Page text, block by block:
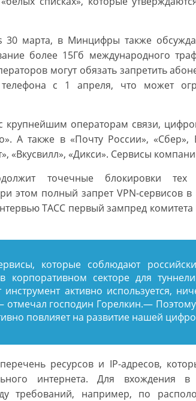
30 марта, в Минцифры также
более 15Гб международного
могут обязать запретить
с 1 апреля, что может
крупнейшим операторам связи,
А также в «Почту России»,
«Вкусвилл», «Дикси». Сервисы
точечные блокировки
этом полный запрет VPN-сервисов
ТАСС первый зампред
которые соблюдают
корпоративном секторе для
инструмент активно используется,
господин Горелкин.—
повлияет на развитие нашей
ресурсов и IP-адресов,
интернета. Для вхождения
требований, например, по